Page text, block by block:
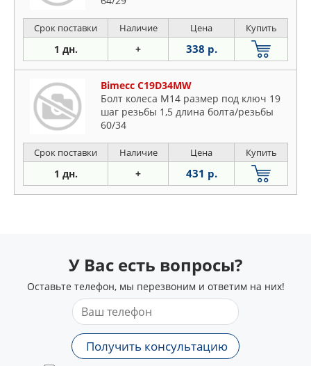
Срок поставки Наличие Цена Купить
1 дн. + 338 р.
Bimecc C19D34MW
Болт колеса M14 размер под ключ 19
шаг резьбы 1,5 длина болта/резьбы
60/34
Срок поставки Наличие Цена Купить
1 дн. + 431 р.
У Вас есть вопросы?
Оставьте телефон, мы перезвоним и ответим на них!
Получить консультацию